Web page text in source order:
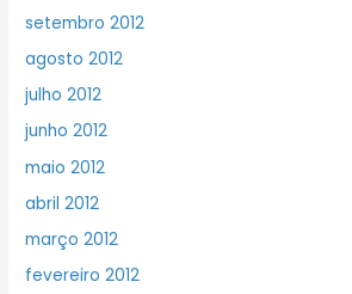
setembro 2012
agosto 2012
julho 2012
junho 2012
maio 2012
abril 2012
março 2012
fevereiro 2012